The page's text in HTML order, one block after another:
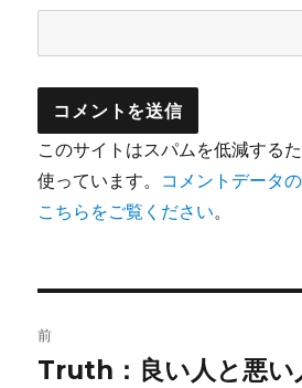
このサイトはスパムを低減する
使っています。 コメントデータ
こちらをご覧ください。
稿
前
前
Truth：良い人と悪い